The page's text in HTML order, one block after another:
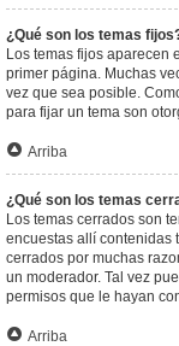
¿Qué son los temas
Los temas fijos aparecen
primer página. Muchas
vez que sea posible.
para fijar un tema son
Arriba
¿Qué son los temas
Los temas cerrados son
encuestas allí contenidas
cerrados por muchas
un moderador. Tal vez
permisos que le hayan
Arriba